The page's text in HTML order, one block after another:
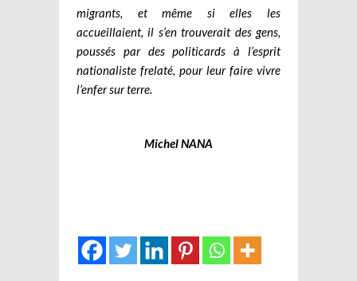
migrants, et même si elles les
accueillaient, il s’en trouverait des gens,
poussés par des politicards à l’esprit
nationaliste frelaté, pour leur faire vivre
l’enfer sur terre.
Michel NANA